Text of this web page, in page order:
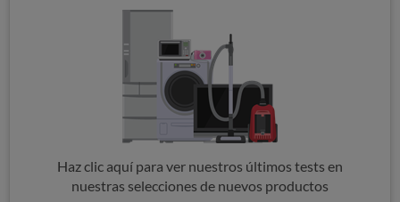
Haz clic aquí para ver nuestros últimos tests en
nuestras selecciones de nuevos productos